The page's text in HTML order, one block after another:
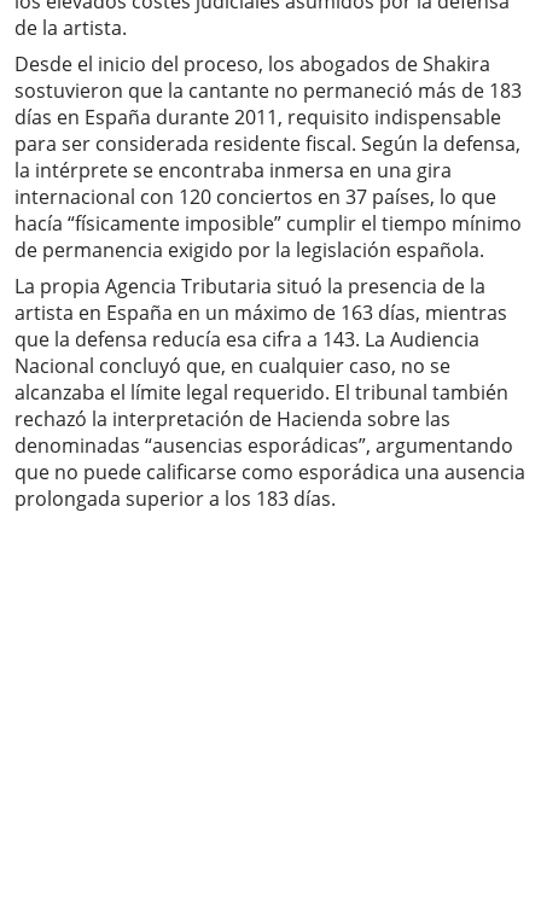
de la artista.
Desde el inicio del proceso, los abogados de Shakira
sostuvieron que la cantante no permaneció más de 183
días en España durante 2011, requisito indispensable
para ser considerada residente fiscal. Según la defensa,
la intérprete se encontraba inmersa en una gira
internacional con 120 conciertos en 37 países, lo que
hacía “físicamente imposible” cumplir el tiempo mínimo
de permanencia exigido por la legislación española.
La propia Agencia Tributaria situó la presencia de la
artista en España en un máximo de 163 días, mientras
que la defensa reducía esa cifra a 143. La Audiencia
Nacional concluyó que, en cualquier caso, no se
alcanzaba el límite legal requerido. El tribunal también
rechazó la interpretación de Hacienda sobre las
denominadas “ausencias esporádicas”, argumentando
que no puede calificarse como esporádica una ausencia
prolongada superior a los 183 días.